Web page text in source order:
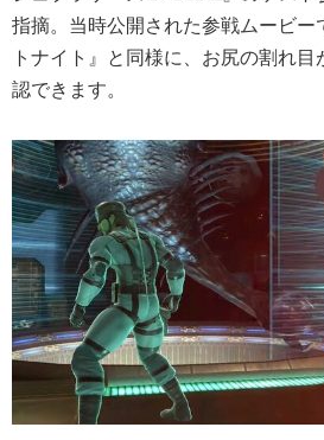
指摘。当時公開された参戦ムービー
トナイト』と同様に、お尻の割れ
認できます。